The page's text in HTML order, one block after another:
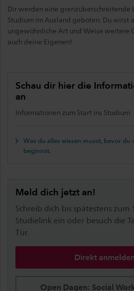
Dir werden eine grenzüberschreitende
Studium im Ausland geboten. Du wirst
ungewöhnliche Art und Weise weitere
auch deine Eigenen!
Schau dir hier die
an
Informationen zum Start ins Studium
Was du alles wissen musst, bevor du
beginnst.
Meld dich jetzt an!
Schreib dich bis spätestens zum
Studielink ein oder besuch die
Tür.
Direkt anmelden
Open Dagen: Social